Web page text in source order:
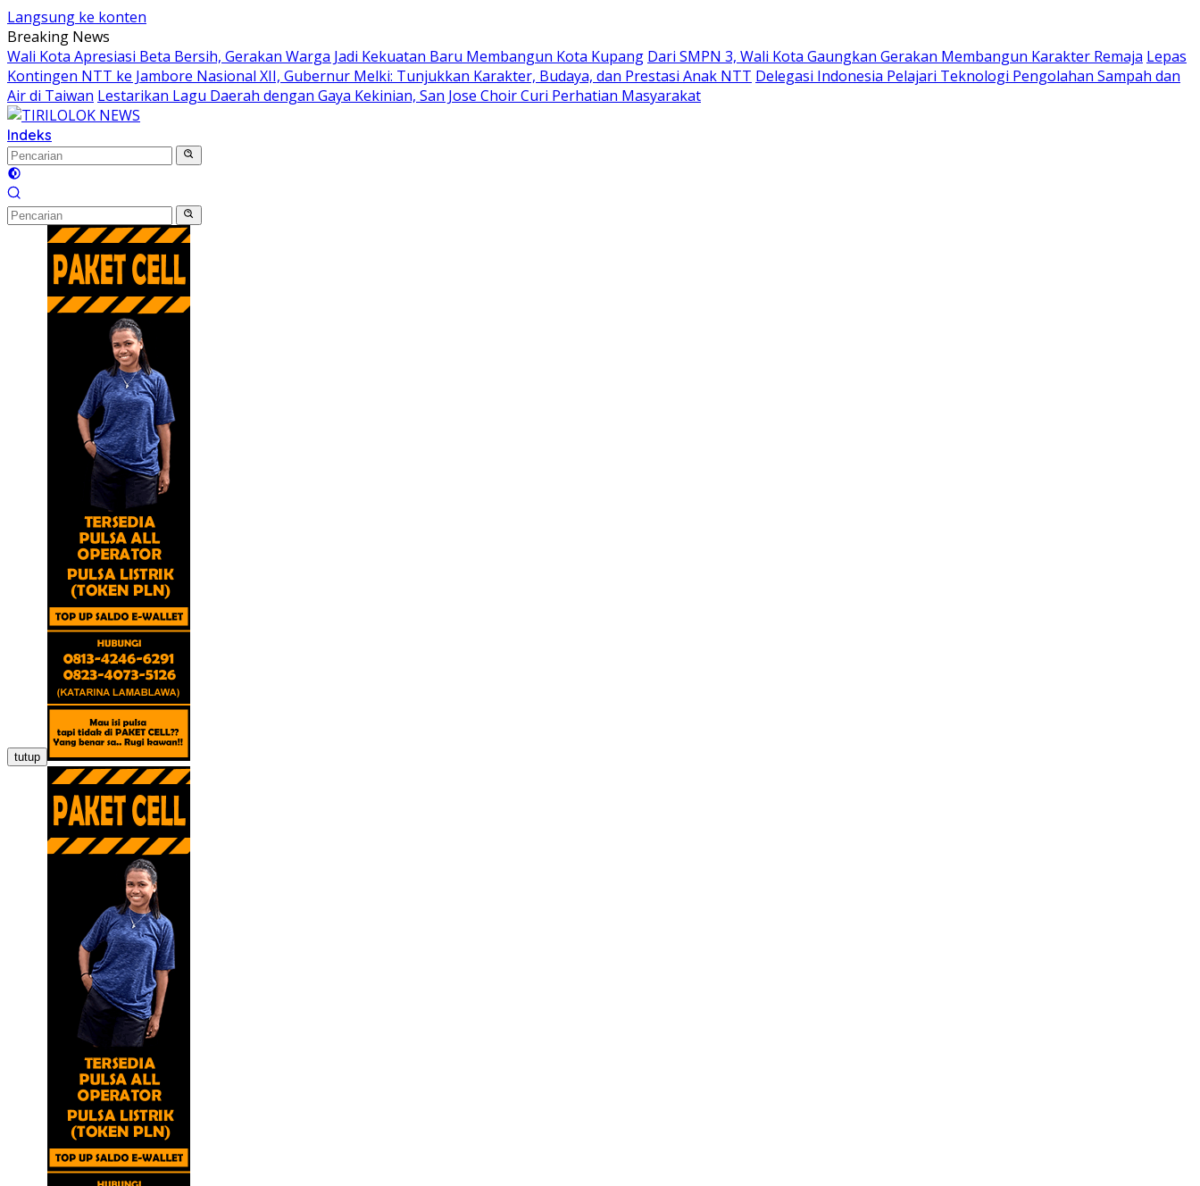
Langsung ke konten
Breaking News
Wali Kota Apresiasi Beta Bersih, Gerakan Warga Jadi Kekuatan Baru Membangun Kota Kupang Dari SMPN 3, Wali Kota Gaungkan Gerakan Membangun Karakter Remaja Lepas
Kontingen NTT ke Jambore Nasional XII, Gubernur Melki: Tunjukkan Karakter, Budaya, dan Prestasi Anak NTT Delegasi Indonesia Pelajari Teknologi Pengolahan Sampah dan
Air di Taiwan Lestarikan Lagu Daerah dengan Gaya Kekinian, San Jose Choir Curi Perhatian Masyarakat
Indeks
tutup